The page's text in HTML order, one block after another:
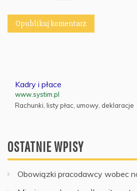
Kadry i płace
www.systim.pl
Rachunki, listy płac, umowy, deklaracje
OSTATNIE WPISY
Obowiązki pracodawcy wobec